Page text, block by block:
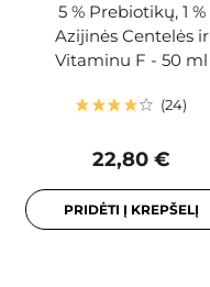
5 % Prebiotikų, 1 %
Azijinės Centelės ir
Vitaminu F - 50 ml
24
22,80 €
PRIDĖTI Į KREPŠELĮ